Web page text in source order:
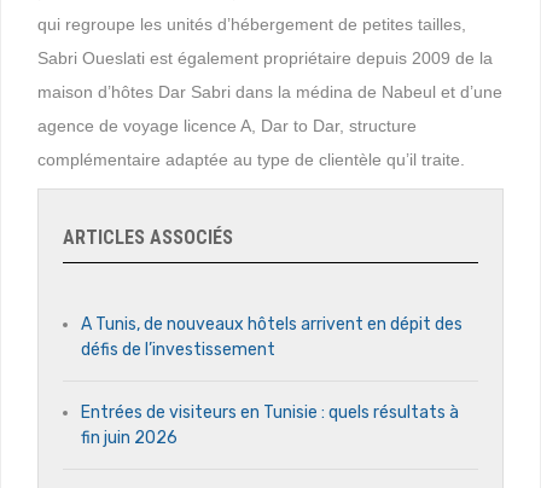
qui regroupe les unités d’hébergement de petites tailles,
Sabri Oueslati est également propriétaire depuis 2009 de la
maison d’hôtes Dar Sabri dans la médina de Nabeul et d’une
agence de voyage licence A, Dar to Dar, structure
complémentaire adaptée au type de clientèle qu’il traite.
ARTICLES ASSOCIÉS
A Tunis, de nouveaux hôtels arrivent en dépit des
défis de l’investissement
Entrées de visiteurs en Tunisie : quels résultats à
fin juin 2026